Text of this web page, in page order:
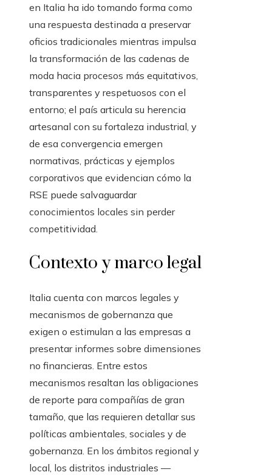
en Italia ha ido tomando forma como
una respuesta destinada a preservar
oficios tradicionales mientras impulsa
la transformación de las cadenas de
moda hacia procesos más equitativos,
transparentes y respetuosos con el
entorno; el país articula su herencia
artesanal con su fortaleza industrial, y
de esa convergencia emergen
normativas, prácticas y ejemplos
corporativos que evidencian cómo la
RSE puede salvaguardar
conocimientos locales sin perder
competitividad.
Contexto y marco legal
Italia cuenta con marcos legales y
mecanismos de gobernanza que
exigen o estimulan a las empresas a
presentar informes sobre dimensiones
no financieras. Entre estos
mecanismos resaltan las obligaciones
de reporte para compañías de gran
tamaño, que las requieren detallar sus
políticas ambientales, sociales y de
gobernanza. En los ámbitos regional y
local, los distritos industriales —